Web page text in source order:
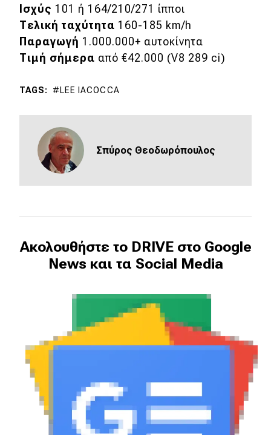
Ισχύς 101 ή 164/210/271 ίπποι
Τελική ταχύτητα 160-185 km/h
Παραγωγή 1.000.000+ αυτοκίνητα
Τιμή σήμερα από €42.000 (V8 289 ci)
TAGS LEE IACOCCA
Σπύρος Θεοδωρόπουλος
Ακολουθήστε το DRIVE στο Google
News και τα Social Media